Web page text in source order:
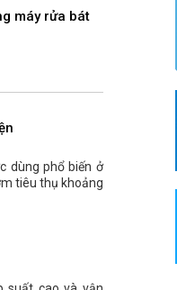
máy rửa bát
dùng phổ biến ở
tiêu thụ khoảng